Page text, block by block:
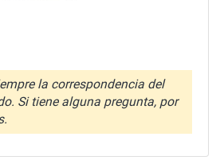
la correspondencia del
Si tiene alguna pregunta, por